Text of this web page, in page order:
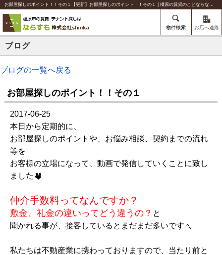
お部屋探しのポイント！！その１【更新】お部屋探しのポイント！！その１ | 橿原の賃貸のことならならすも【株式会社shinka】
物件検索 お店へ連絡
ブログ
ブログの一覧へ戻る
お部屋探しのポイント！！その１
2017-06-25
本日から定期的に、
お部屋探しのポイントや、お悩み相談、契約までの流れ
等を
お客様の立場になって、動画で発信していくことに致し
ました
仲介手数料ってなんですか？
敷金、礼金の違いってどう違うの？ と
聞かれる事が、接客しているとまだまだ多いです
私たちは不動産業に携わっておりますので、当たり前と